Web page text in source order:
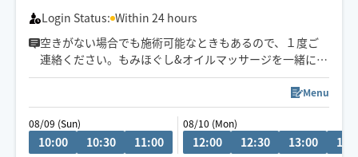
Login Status: Within 24 hours
空きがない場合でも施術可能なときもあるので、１度ご
連絡ください。もみほぐし&オイルマッサージを一緒にさ
れるとコリも浮腫みもとれてスッキリするのでオススメ
ですよ～(^-^)/１人１人に寄り添う施術を心掛けていま
す。宜しくお願いいたします！県外の方は高速代別途い
ただいております。新規のお客様は県内最終受付22時、
県外21時まで。リピート様はなるべくご希望沿えるよう
Menu
08/09 (Sun)
10:00 10:30 11:00
08/10 (Mon)
12:00 12:30 13:00